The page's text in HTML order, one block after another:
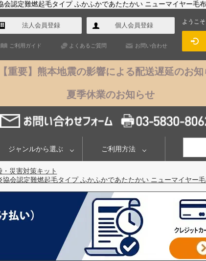
認定難燃起毛タイプ ふかふかであたたかい ニューマイヤー毛
法人会員登録 個人会員登録
ご利用ガイド よくあるご質問 お問い合わせ
ようこそ
重要】熊本地震の影響による配送遅延のお知
夏季休業のお知らせ
ジャンルから選ぶ ご利用方法
災害対策キット
会認定難燃起毛タイプ ふかふかであたたかい ニューマイヤー